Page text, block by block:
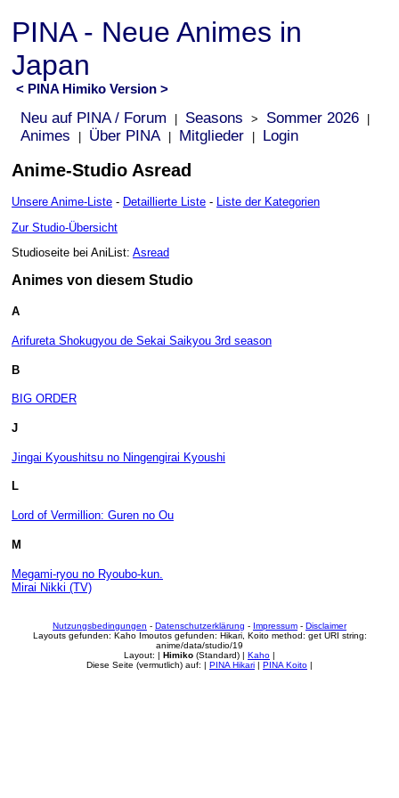
PINA - Neue Animes in
Japan
< PINA Himiko Version >
Neu auf PINA / Forum Seasons > Sommer 2026
Animes Über PINA Mitglieder Login
Anime-Studio Asread
Unsere Anime-Liste - Detaillierte Liste - Liste der Kategorien
Zur Studio-Übersicht
Studioseite bei AniList: Asread
Animes von diesem Studio
A
Arifureta Shokugyou de Sekai Saikyou 3rd season
B
BIG ORDER
J
Jingai Kyoushitsu no Ningengirai Kyoushi
L
Lord of Vermillion: Guren no Ou
M
Megami-ryou no Ryoubo-kun.
Mirai Nikki (TV)
Nutzungsbedingungen - Datenschutzerklärung - Impressum - Disclaimer
Layouts gefunden: Kaho Imoutos gefunden: Hikari, Koito method: get URI string:
anime/data/studio/19
Layout: | Himiko (Standard) | Kaho |
Diese Seite (vermutlich) auf: | PINA Hikari | PINA Koito |